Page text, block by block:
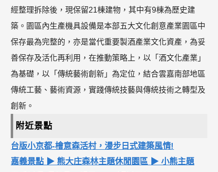
經整理拆除後，現保留21棟建物，其中有9棟為歷史建
築。園區內生產機具設備是本部五大文化創意產業園區中
保存最為完整的，亦是當代重要製酒產業文化資產，為妥
善保存及活化再利用，在推動策略上，以「酒文化產業」
為基礎，以「傳統藝術創新」為定位，結合雲嘉南部地區
傳統工藝、藝術資源，實踐傳統技藝與傳統技術之轉型及
創新。
附近景點
台版小京都-檜意森活村，漫步日式建築風情!
嘉義景點 ▶ 熊大庄森林主題休閒園區 ▶ 小熊主題